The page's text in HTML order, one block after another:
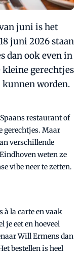
juni is het
juni 2026 staan
dan ook even in
kleine gerechtjes
kunnen worden.
restaurant of
gerechtjes. Maar
verschillende
weten ze
vibe neer te zetten.
à la carte en vaak
je eet en hoeveel
Will Ermens dan
bestellen is heel